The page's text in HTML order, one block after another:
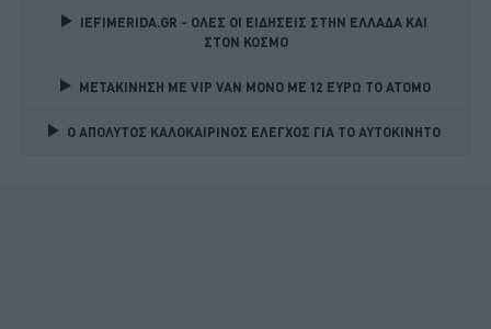
IEFIMERIDA.GR - ΟΛΕΣ ΟΙ ΕΙΔΗΣΕΙΣ ΣΤΗΝ ΕΛΛΑΔΑ ΚΑΙ
ΣΤΟΝ ΚΟΣΜΟ
ΜΕΤΑΚΙΝΗΣΗ ΜΕ VIP VAN ΜΟΝΟ ΜΕ 12 ΕΥΡΩ ΤΟ ΑΤΟΜΟ
Ο ΑΠΟΛΥΤΟΣ ΚΑΛΟΚΑΙΡΙΝΟΣ ΕΛΕΓΧΟΣ ΓΙΑ ΤΟ ΑΥΤΟΚΙΝΗΤΟ